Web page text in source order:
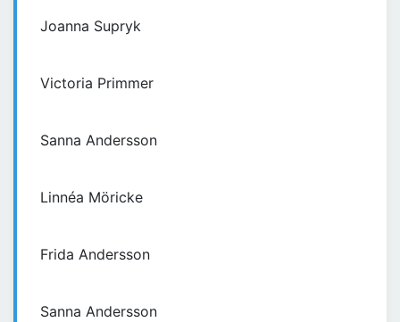
Joanna Supryk
Victoria Primmer
Sanna Andersson
Linnéa Möricke
Frida Andersson
Sanna Andersson